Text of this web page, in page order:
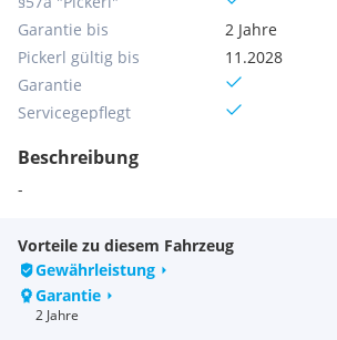
Garantie bis
2 Jahre
Pickerl gültig bis
11.2028
Garantie
Servicegepflegt
Beschreibung
-
Vorteile zu diesem Fahrzeug
Gewährleistung
Garantie
2 Jahre